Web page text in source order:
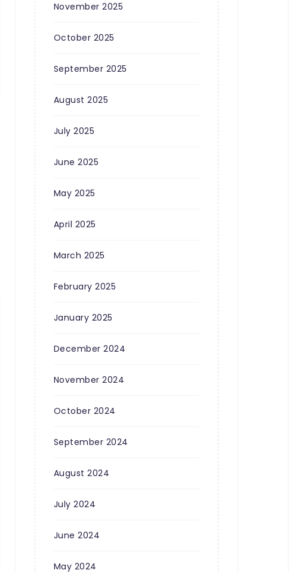
November 2025
October 2025
September 2025
August 2025
July 2025
June 2025
May 2025
April 2025
March 2025
February 2025
January 2025
December 2024
November 2024
October 2024
September 2024
August 2024
July 2024
June 2024
May 2024